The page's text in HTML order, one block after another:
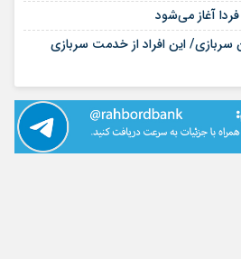
فردا آغاز می‌شود
این افراد از خدمت سربازی